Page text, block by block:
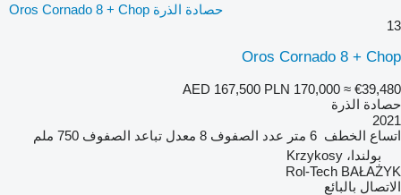
حصادة الذرة Oros Cornado 8 + Chop
13
Oros Cornado 8 + Chop
AED 167,500 PLN 170,000 ≈ €39,480
حصادة الذرة
2021
اتساع الخطف 6 متر عدد الصفوف 8 معدل تباعد الصفوف 750 ملم
بولندا، Krzykosy
Rol-Tech BAŁAŻYK
الاتصال بالبائع